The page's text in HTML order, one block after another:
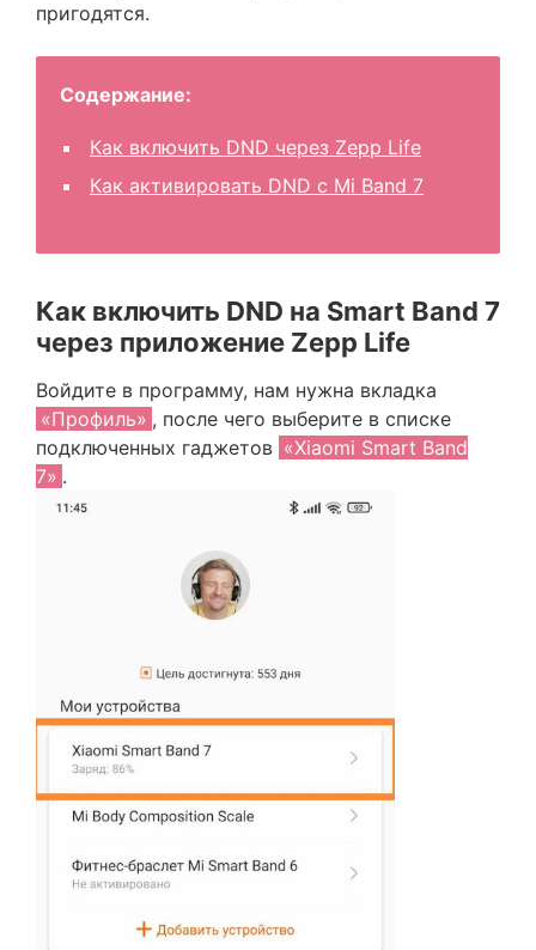
пригодятся.
Содержание:
Как включить DND через Zepp Life
Как активировать DND с Mi Band 7
Как включить DND на Smart Band 7
через приложение Zepp Life
Войдите в программу, нам нужна вкладка
«Профиль» , после чего выберите в списке
подключенных гаджетов «Xiaomi Smart Band
7» .